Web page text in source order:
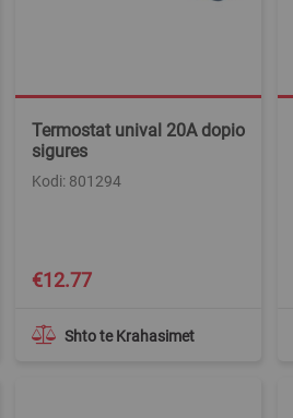
Termostat unival 20A dopio
sigures
Kodi: 801294
Shto te Krahasimet
€12.77